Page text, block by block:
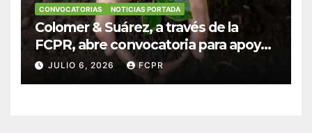
CONVOCATORIAS NOTICIAS PORTADA
Colomer & Suárez, a través de la
FCPR, abre convocatoria para apoyar
proyectos de seguridad alimentaria
JULIO 6, 2026 FCPR